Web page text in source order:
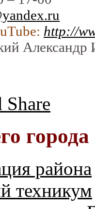
http://
Александр
города
района
техникум